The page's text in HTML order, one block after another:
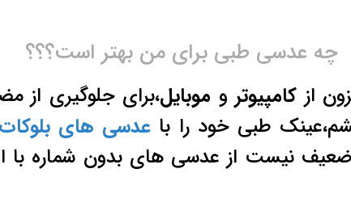
چه عدسی طبی برای من بهتر است؟؟؟
از کامپیوتر و موبایل،برای جلوگیری از
طبی خود را با عدسی های بلوکات
نیست از عدسی های بدون شماره با